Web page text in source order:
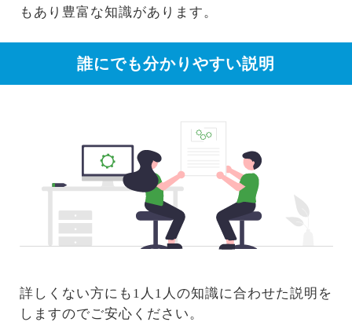
もあり豊富な知識があります。
誰にでも分かりやすい説明
詳しくない方にも1人1人の知識に合わせた説明を
しますのでご安心ください。